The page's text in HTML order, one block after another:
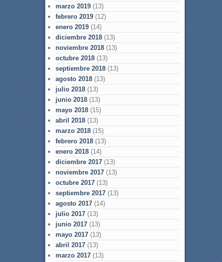
marzo 2019(13)
febrero 2019(12)
enero 2019(14)
diciembre 2018(13)
noviembre 2018(13)
octubre 2018(13)
septiembre 2018(13)
agosto 2018(13)
julio 2018(13)
junio 2018(13)
mayo 2018(15)
abril 2018(13)
marzo 2018(15)
febrero 2018(13)
enero 2018(14)
diciembre 2017(13)
noviembre 2017(13)
octubre 2017(13)
septiembre 2017(13)
agosto 2017(14)
julio 2017(13)
junio 2017(13)
mayo 2017(13)
abril 2017(13)
marzo 2017(13)